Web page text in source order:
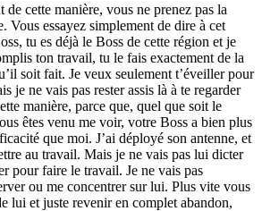
de cette manière, vous ne prenez pas la
Vous essayez simplement de dire à cet
tu es déjà le Boss de cette région et je
ton travail, tu le fais exactement de la
soit fait. Je veux seulement t’éveiller pour
je ne vais pas rester assis là à te regarder
manière, parce que, quel que soit le
êtes venu me voir, votre Boss a bien plus
que moi. J’ai déployé son antenne, et
au travail. Mais je ne vais pas lui dicter
pour faire le travail. Je ne vais pas
ou me concentrer sur lui. Plus vite vous
lui et juste revenir en complet abandon,